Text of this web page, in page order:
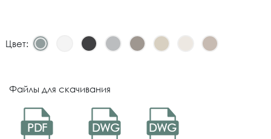
Цвет:
Файлы для скачивания
PDF DWG DWG